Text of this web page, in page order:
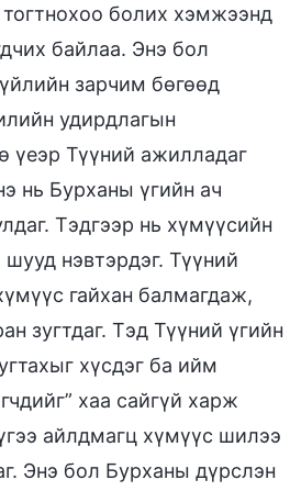
болих хэмжээнд
байлаа. Энэ бол
зарчим бөгөөд
удирдлагын
үеэр Түүний ажилладаг
нь Бурханы үгийн ач
Тэдгээр нь хүмүүсийн
шууд нэвтэрдэг. Түүний
гайхан балмагдаж,
зугтдаг. Тэд Түүний үгийн
хүсдэг ба ийм
хаа сайгүй харж
айлдмагц хүмүүс шилээ
Энэ бол Бурханы дүрслэн